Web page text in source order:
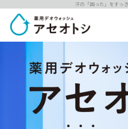
汗の「困った」をすっ
薬用デオウォッシュ
アセオトシ
汗の「困った」をすっきり落と
・殺菌 ・ニオイ予防 ・ニキビ予